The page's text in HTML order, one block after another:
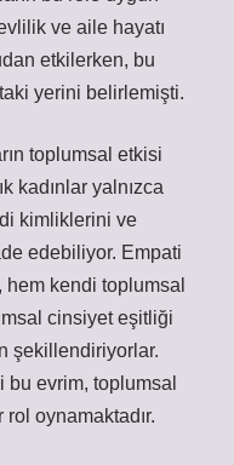
ve aile hayatı
etkilerken, bu
yerini belirlemişti.
toplumsal etkisi
kadınlar yalnızca
kimliklerini ve
edebiliyor. Empati
hem kendi toplumsal
cinsiyet eşitliği
şekillendiriyorlar.
bu evrim, toplumsal
oynamaktadır.